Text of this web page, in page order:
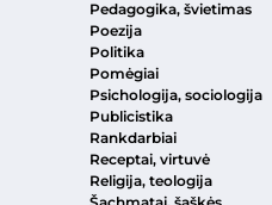
Pedagogika, švietimas
Poezija
Politika
Pomėgiai
Psichologija, sociologija
Publicistika
Rankdarbiai
Receptai, virtuvė
Religija, teologija